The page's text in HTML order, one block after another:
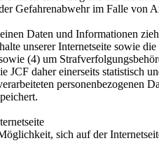
Gefahrenabwehr im Falle von
Daten und Informationen
unserer Internetseite sowie
(4) um
JCF daher einerseits statistisch
personenbezogenen
sich auf der